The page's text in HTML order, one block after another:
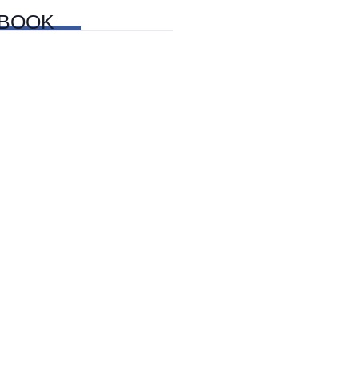
CDMX